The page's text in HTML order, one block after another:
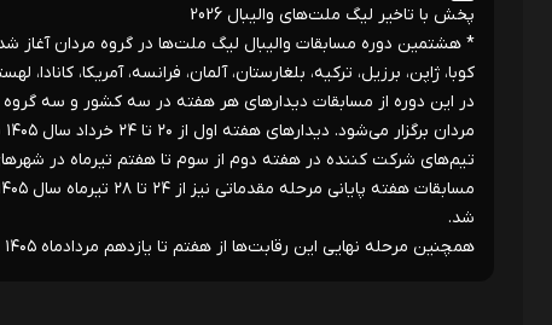
پخش با تاخیر لیگ ملت‌های والیبال 2026
کوبا، ژاپن، برزیل، ترکیه، بلغارستان، آلمان، فرانسه، آمریکا،
تیم‌های شرکت کننده در هفته دوم از سوم تا هفتم تیرماه در
شد.
همچنین مرحله نهایی این رقابت‌ها از هفتم تا یازدهم مردادماه ۱۴۰۵ در بیلون (چین) برگزار می‌شود.